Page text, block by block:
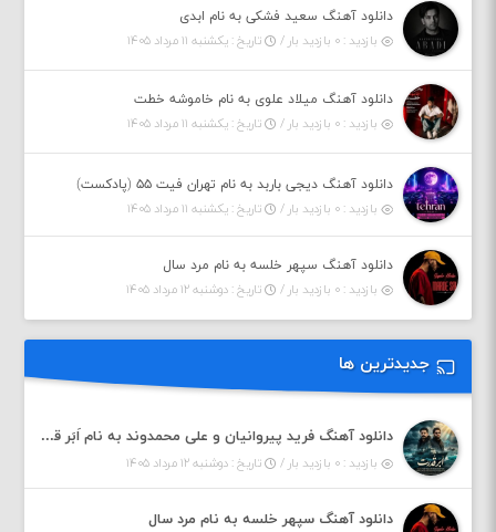
دانلود آهنگ سعید فشکی به نام ابدی
بازدید : ۰ بازدید بار /
تاریخ : یکشنبه ۱۱ مرداد ۱۴۰۵
دانلود آهنگ میلاد علوی به نام خاموشه خطت
بازدید : ۰ بازدید بار /
تاریخ : یکشنبه ۱۱ مرداد ۱۴۰۵
دانلود آهنگ دیجی باربد به نام تهران فیت ۵۵ (پادکست)
بازدید : ۰ بازدید بار /
تاریخ : یکشنبه ۱۱ مرداد ۱۴۰۵
دانلود آهنگ سپهر خلسه به نام مرد سال
بازدید : ۰ بازدید بار /
تاریخ : دوشنبه ۱۲ مرداد ۱۴۰۵
جدیدترین ها
دانلود آهنگ فرید پیروانیان و علی محمدوند به نام اَبَر قدرت
بازدید : ۰ بازدید بار / تاریخ : دوشنبه ۱۲ مرداد ۱۴۰۵
دانلود آهنگ سپهر خلسه به نام مرد سال